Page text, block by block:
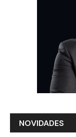
NOVIDADES